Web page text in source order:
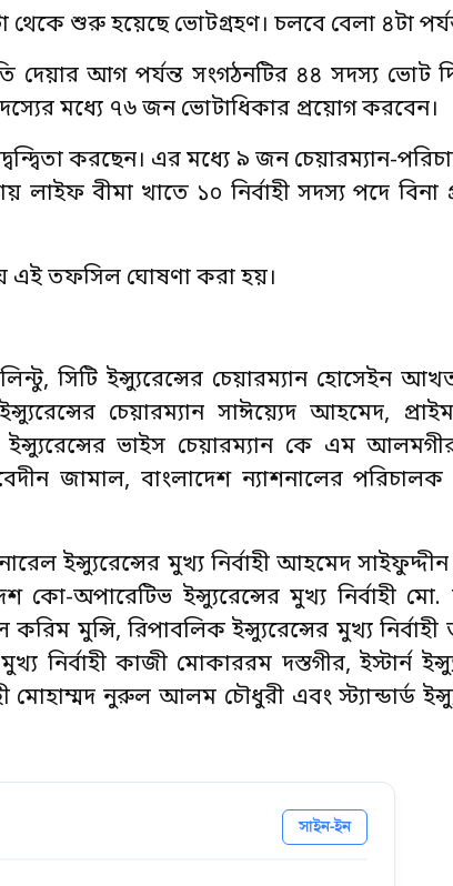
শুরু হয়েছে ভোটগ্রহণ। চলবে বেলা ৪টা
দেয়ার আগ পর্যন্ত সংগঠনটির ৪৪ সদস্য ভোট
মধ্যে ৭৬ জন ভোটাধিকার প্রয়োগ করবেন।
করছেন। এর মধ্যে ৯ জন চেয়ারম্যান-
লাইফ বীমা খাতে ১০ নির্বাহী সদস্য পদে বিনা
এই তফসিল ঘোষণা করা হয়।
সিটি ইন্স্যুরেন্সের চেয়ারম্যান হোসেইন
চেয়ারম্যান সাঈয়্যেদ আহমেদ, প্রাইম
ইন্স্যুরেন্সের ভাইস চেয়ারম্যান কে এম
জামাল, বাংলাদেশ ন্যাশনালের
ইন্স্যুরেন্সের মুখ্য নির্বাহী আহমেদ
কো-অপারেটিভ ইন্স্যুরেন্সের মুখ্য নির্বাহী
মুন্সি, রিপাবলিক ইন্স্যুরেন্সের মুখ্য
নির্বাহী কাজী মোকাররম দস্তগীর, ইস্টার্ন
মোহাম্মদ নুরুল আলম চৌধুরী এবং স্ট্যান্ডার্ড
সাইন-ইন